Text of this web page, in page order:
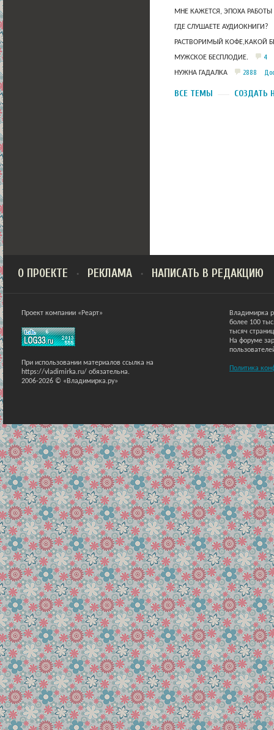
МНЕ КАЖЕТСЯ, ЭПОХА
ГДЕ СЛУШАЕТЕ АУДИОКНИГИ?
РАСТВОРИМЫЙ КОФЕ,КАКОЙ
МУЖСКОЕ БЕСПЛОДИЕ. 4
НУЖНА ГАДАЛКА 2888
ВСЕ ТЕМЫ СОЗДАТЬ
О ПРОЕКТЕ РЕКЛАМА НАПИСАТЬ В РЕДАКЦИЮ
Проект компании «Реарт»
При использовании материалов ссылка на
https://vladimirka.ru/ обязательна.
2006-2026 © «Владимирка.ру»
Владимирка
более 100
тысяч
На форуме
Политика